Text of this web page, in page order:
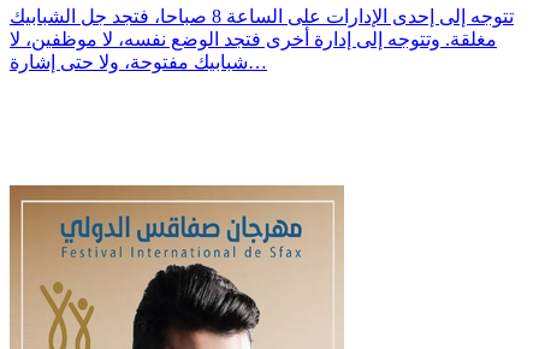
تتوجه إلى إحدى الإدارات على الساعة 8 صباحا، فتجد جل الشبابيك
مغلقة. وتتوجه إلى إدارة أخرى فتجد الوضع نفسه، لا موظفين، لا
شبابيك مفتوحة، ولا حتى إشارة…